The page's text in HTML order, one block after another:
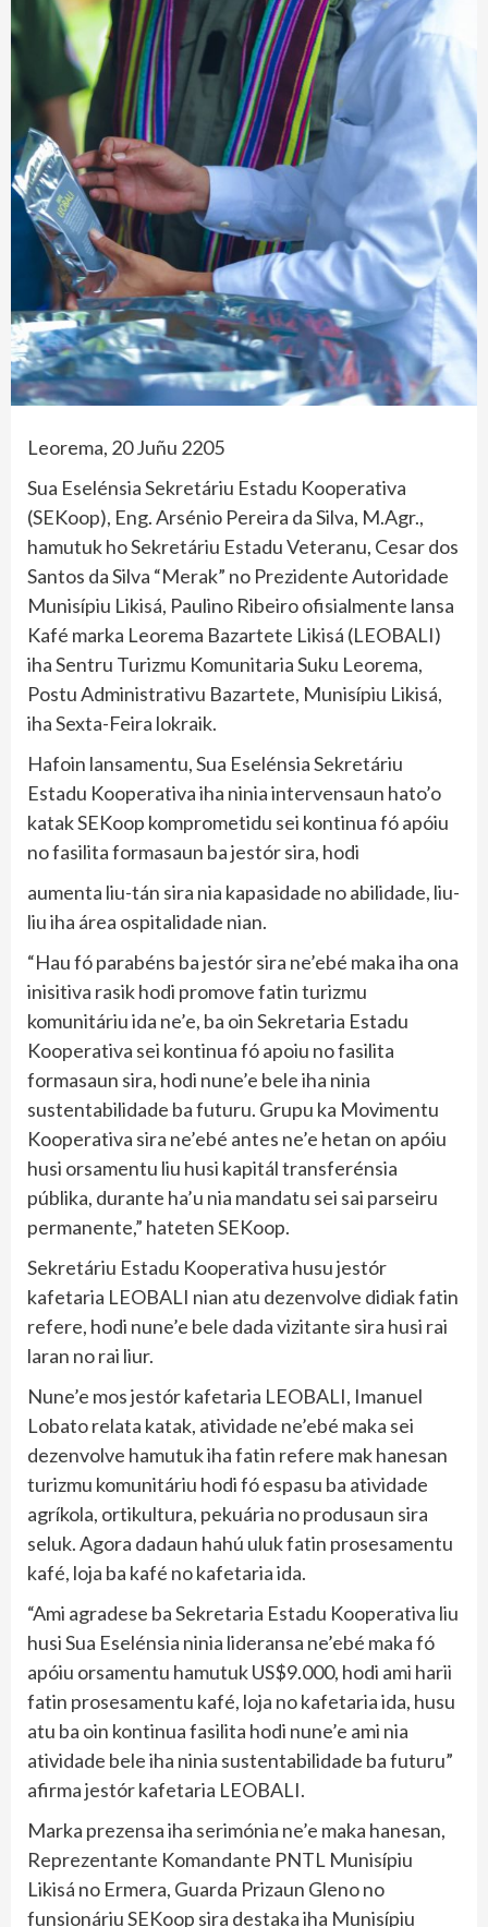
Leorema, 20 Juñu 2205
Sua Eselénsia Sekretáriu Estadu Kooperativa
(SEKoop), Eng. Arsénio Pereira da Silva, M.Agr.,
hamutuk ho Sekretáriu Estadu Veteranu, Cesar dos
Santos da Silva “Merak” no Prezidente Autoridade
Munisípiu Likisá, Paulino Ribeiro ofisialmente lansa
Kafé marka Leorema Bazartete Likisá (LEOBALI)
iha Sentru Turizmu Komunitaria Suku Leorema,
Postu Administrativu Bazartete, Munisípiu Likisá,
iha Sexta-Feira lokraik.
Hafoin lansamentu, Sua Eselénsia Sekretáriu
Estadu Kooperativa iha ninia intervensaun hato’o
katak SEKoop komprometidu sei kontinua fó apóiu
no fasilita formasaun ba jestór sira, hodi
aumenta liu-tán sira nia kapasidade no abilidade, liu-
liu iha área ospitalidade nian.
“Hau fó parabéns ba jestór sira ne’ebé maka iha ona
inisitiva rasik hodi promove fatin turizmu
komunitáriu ida ne’e, ba oin Sekretaria Estadu
Kooperativa sei kontinua fó apoiu no fasilita
formasaun sira, hodi nune’e bele iha ninia
sustentabilidade ba futuru. Grupu ka Movimentu
Kooperativa sira ne’ebé antes ne’e hetan on apóiu
husi orsamentu liu husi kapitál transferénsia
públika, durante ha’u nia mandatu sei sai parseiru
permanente,” hateten SEKoop.
Sekretáriu Estadu Kooperativa husu jestór
kafetaria LEOBALI nian atu dezenvolve didiak fatin
refere, hodi nune’e bele dada vizitante sira husi rai
laran no rai liur.
Nune’e mos jestór kafetaria LEOBALI, Imanuel
Lobato relata katak, atividade ne’ebé maka sei
dezenvolve hamutuk iha fatin refere mak hanesan
turizmu komunitáriu hodi fó espasu ba atividade
agríkola, ortikultura, pekuária no produsaun sira
seluk. Agora dadaun hahú uluk fatin prosesamentu
kafé, loja ba kafé no kafetaria ida.
“Ami agradese ba Sekretaria Estadu Kooperativa liu
husi Sua Eselénsia ninia lideransa ne’ebé maka fó
apóiu orsamentu hamutuk US$9.000, hodi ami harii
fatin prosesamentu kafé, loja no kafetaria ida, husu
atu ba oin kontinua fasilita hodi nune’e ami nia
atividade bele iha ninia sustentabilidade ba futuru”
afirma jestór kafetaria LEOBALI.
Marka prezensa iha serimónia ne’e maka hanesan,
Reprezentante Komandante PNTL Munisípiu
Likisá no Ermera, Guarda Prizaun Gleno no
funsionáriu SEKoop sira destaka iha Munisípiu